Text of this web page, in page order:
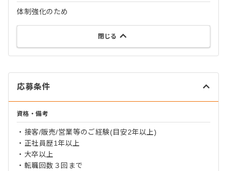
体制強化のため
閉じる
応募条件
資格・備考
・接客/販売/営業等のご経験(目安2年以上)
・正社員歴1年以上
・大卒以上
・転職回数３回まで